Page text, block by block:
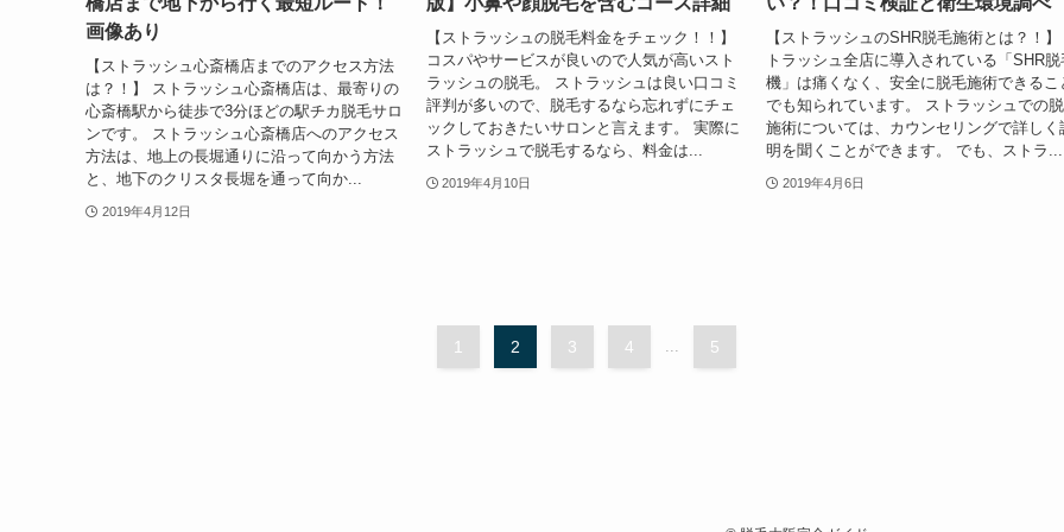
画像あり
【ストラッシュ心斎橋店までのアクセス方法
は？！】 ストラッシュ心斎橋店は、最寄りの
心斎橋駅から徒歩で3分ほどの駅チカ脱毛サロ
ンです。 ストラッシュ心斎橋店へのアクセス
方法は、地上の長堀通りに沿って向かう方法
と、地下のクリスタ長堀を通って向か...
2019年4月12日
【ストラッシュの脱毛料金をチェック！！】
コスパやサービスが良いので人気が高いスト
ラッシュの脱毛。 ストラッシュは良い口コミ
評判が多いので、脱毛するなら忘れずにチェ
ックしておきたいサロンと言えます。 実際に
ストラッシュで脱毛するなら、料金は...
2019年4月10日
【ストラッシュのSHR脱毛施術とは？！】
トラッシュ全店に導入されている「SHR脱
機」は痛くなく、安全に脱毛施術できるこ
でも知られています。 ストラッシュでの
施術については、カウンセリングで詳しく
明を聞くことができます。 でも、ストラ...
2019年4月6日
1 2 3 4 5